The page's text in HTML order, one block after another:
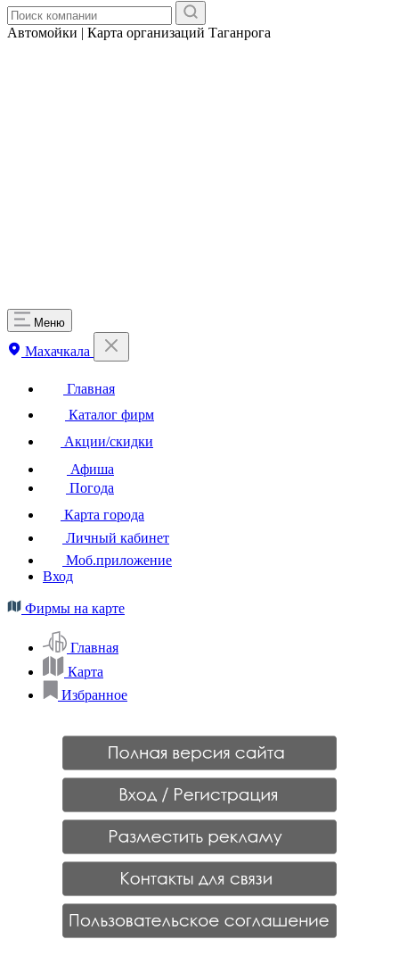
Автомойки | Карта организаций Таганрога
Меню
Махачкала
Главная
Каталог фирм
Акции/скидки
Афиша
Погода
Карта города
Личный кабинет
Моб.приложение
Вход
Фирмы на карте
Главная
Карта
Избранное